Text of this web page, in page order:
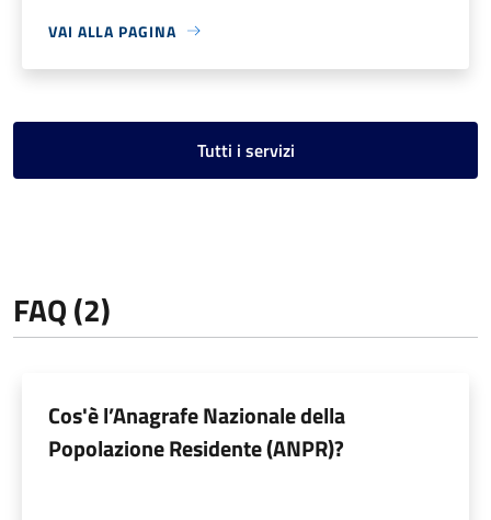
VAI ALLA PAGINA
Tutti i servizi
FAQ (2)
Cos'è l’Anagrafe Nazionale della
Popolazione Residente (ANPR)?